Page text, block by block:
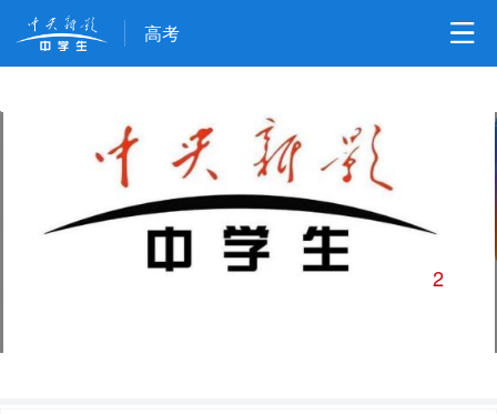
高考
关于中央新影中学生频道的官方声明 2